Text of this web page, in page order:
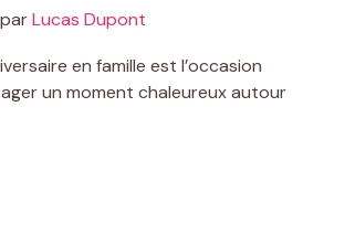
parLucas Dupont
en famille est l’occasion
un moment chaleureux autour